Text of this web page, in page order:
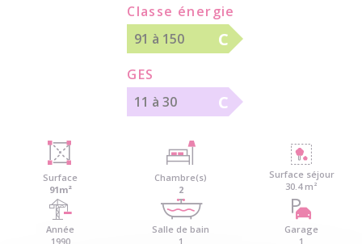
Classe énergie
91 à 150
C
GES
11 à 30
C
Surface
91m²
Chambre(s)
2
Surface séjour
30.4 m²
Année
1990
Salle de bain
1
Garage
1